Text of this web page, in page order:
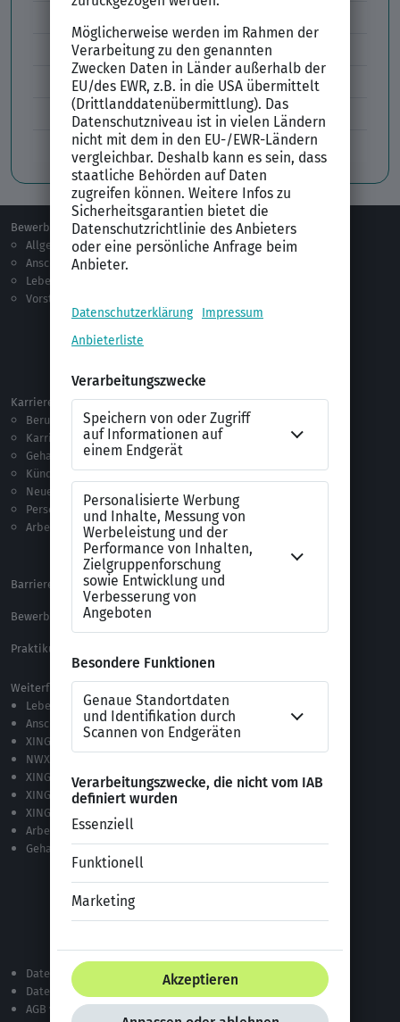
Lebenslauf Englisch Résumé
Lücken im Lebenslauf
Tabellarischer Lebenslauf
Professionelles Bewerbungsfoto
Bewerben
Allgemeines
Anschreiben
Lebenslauf
Vorstellungsgespräch
Berufsorientierung
Ausbildung
Jobprofile
Karriere
Berufseinstieg
Karriere machen
Gehalt
Kündigung
Neue Arbeitswelt
Personalführung
Arbeitsrecht
Vorlagen & Tests
Anschreiben-Vorlagen
Lebenslauf-Vorlagen
Checklisten
Testverfahren
Alle Word-Dateien
Alle Downloads
Barrierefreiheitserklärung
XING Impressum
Bewerbungs-FAQ
Praktikum Online Marketing
Weiterführende Links
Lebenslauf-Editor
Anschreiben-Editor
XING Stellenmarkt
NWX – „Alles zur Zukunft der Arbeit“
XING Campus
XING News
XING ProJobs
Arbeitgeber-Bewertungen
Gehaltsvergleich
Datenschutzerklärung
Datenschutz bei XING
AGB von XING